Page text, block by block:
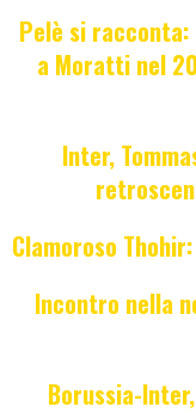
Pelè si
a Moratti nel
Inter,
Clamoroso
Incontro nella
Borussia-